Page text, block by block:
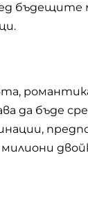
бъдещите
да бъде